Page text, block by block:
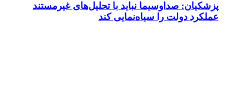
پزشکیان: صداوسیما نباید با تحلیل‌های غیرمستند
عملکرد دولت را سیاه‌نمایی کند